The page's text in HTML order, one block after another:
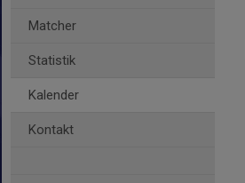
Matcher
Statistik
Kalender
Kontakt